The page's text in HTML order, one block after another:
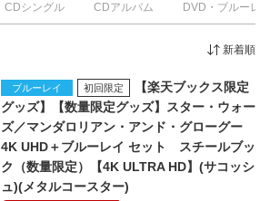
CDシングル CDアルバム DVD・ブルーレ
新着順
ブルーレイ 初回限定
【楽天ブックス限定
グッズ】【数量限定グッズ】スター・ウォー
ズ／マンダロリアン・アンド・グローグー
4K UHD＋ブルーレイ セット スチールブッ
ク（数量限定）【4K ULTRA HD】(サコッシ
ュ)(メタルコースター)